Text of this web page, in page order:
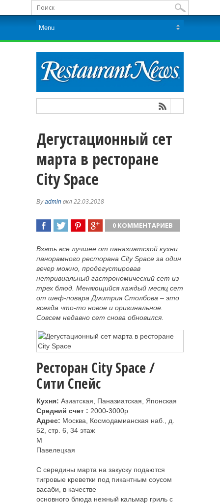
Дегустационный сет
марта в ресторане
City Space
Byadmin вкл 22.03.2018
0 КОММЕНТАРИЕВ
Взять все лучшее от паназиатской кухни
панорамного ресторана City Space за один
вечер можно, продегустировав
нетривиальный гастрономический сет из
трех блюд. Меняющийся каждый месяц сет
от шеф-повара Дмитрия Столбова – это
всегда что-то новое и оригинальное.
Совсем недавно сет снова обновился.
Ресторан City Space /
Сити Спейс
Кухня: Азиатская, Паназиатская, Японская
Средний счет : 2000-3000р
Адрес: Москва, Космодамианская наб., д.
52, стр. 6, 34 этаж
M
Павелецкая
С середины марта на закуску подаются
тигровые креветки под пикантным соусом
васаби, в качестве
основного блюда нежный кальмар гриль с